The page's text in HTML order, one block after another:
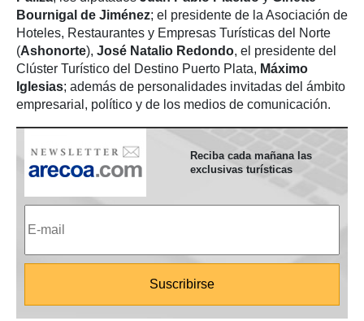
Bournigal de Jiménez; el presidente de la Asociación de
Hoteles, Restaurantes y Empresas Turísticas del Norte
(Ashonorte), José Natalio Redondo, el presidente del
Clúster Turístico del Destino Puerto Plata, Máximo
Iglesias; además de personalidades invitadas del ámbito
empresarial, político y de los medios de comunicación.
Reciba cada mañana las
exclusivas turísticas